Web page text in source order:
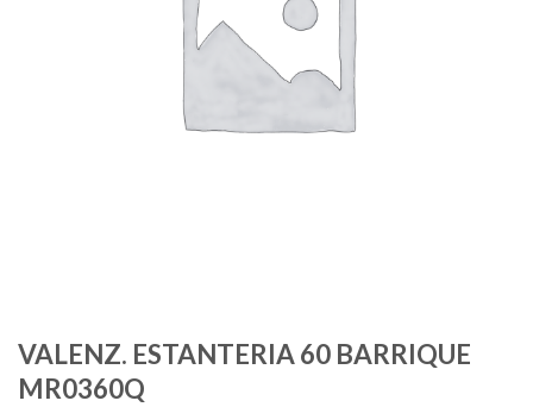
VALENZ. ESTANTERIA 60 BARRIQUE
MR0360Q